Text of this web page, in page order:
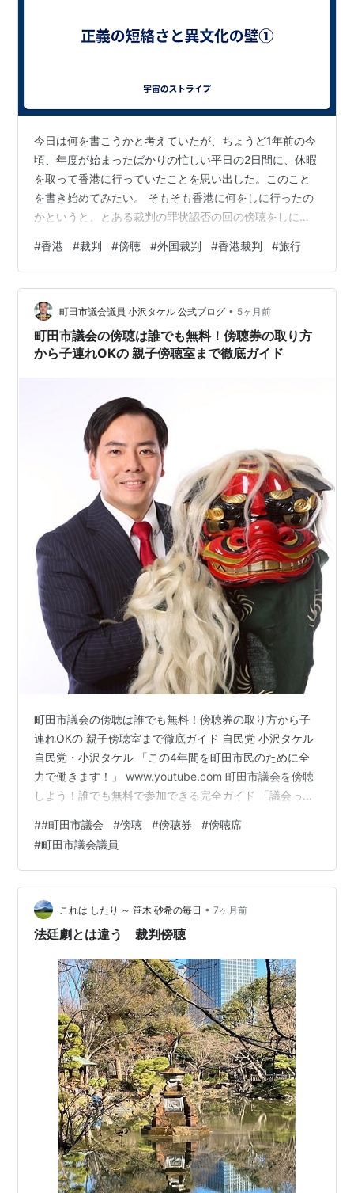
今日は何を書こうかと考えていたが、ちょうど1年前の今
頃、年度が始まったばかりの忙しい平日の2日間に、休暇
を取って香港に行っていたことを思い出した。このこと
を書き始めてみたい。 そもそも香港に何をしに行ったの
かというと、とある裁判の罪状認否の回の傍聴をしに行
みで、2回目の経験がまさかの香港となった。 行くにあ
たり、そもそも香港の裁判所が開かれた裁判をしている
のかを調べた。一国二制度が崩れているように見える香
港で、どの程度公正な裁判が行われているのか不安もあ
った。 香港の裁判所のホームページには、傍聴人向けの
ページがある。 Hong Kong J…
#香港 #裁判 #傍聴 #外国裁判 #香港裁判 #旅行
町田市議会議員 小沢タケル 公式ブログ • 5ヶ月前
町田市議会の傍聴は誰でも無料！傍聴券の取り方
から子連れOKの 親子傍聴室まで徹底ガイド
町田市議会の傍聴は誰でも無料！傍聴券の取り方から子
連れOKの 親子傍聴室まで徹底ガイド 自民党 小沢タケル
自民党・小沢タケル 「この4年間を町田市民のために全
力で働きます！」 www.youtube.com 町田市議会を傍聴
しよう！誰でも無料で参加できる完全ガイド 「議会っ
はないでしょうか。 実は、町田市議会の傍聴は誰でも無
料で参加できます。 特別な資格も事前予約も必要ありま
せん。傍聴券を1枚受け取るだけで、議員たちが町田市の
未来を議論する現場をリアルタイムで見ることができま
す。 この記事では、傍聴券の受け取り方から会場の設
備、子連れでも安心…
##町田市議会 #傍聴 #傍聴券 #傍聴席
#町田市議会議員
これは したり ～ 笹木 砂希の毎日 • 7ヶ月前
法廷劇とは違う 裁判傍聴